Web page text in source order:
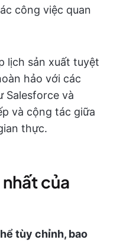
công việc quan
lịch sản xuất tuyệt
hảo với các
Salesforce và
và cộng tác giữa
thực.
của
tùy chỉnh, bao